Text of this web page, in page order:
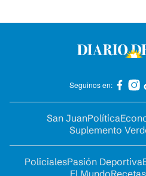
Seguinos en:
San JuanPolítica
Suplemento
PolicialesPasión Deportiva
El MundoRecetas